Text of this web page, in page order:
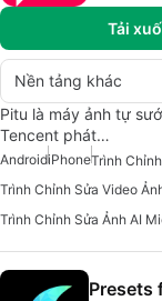
Tải
Nền tảng khác
Pitu là máy ảnh tự
Tencent phát…
AndroidiPhone
Presets